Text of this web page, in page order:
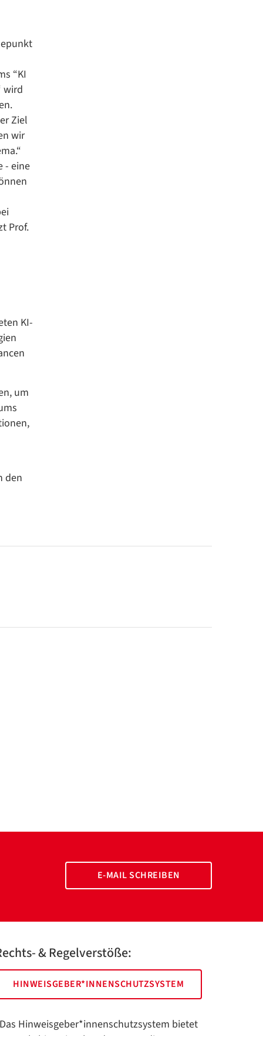
“KI
wird
Ziel
wir
- eine
Prof.
KI-
um
den
E-MAIL SCHREIBEN
& Regelverstöße:
HINWEISGEBER*INNENSCHUTZSYSTEM
Hinweisgeber*innenschutzsystem bietet
als hinweisgebende Person die